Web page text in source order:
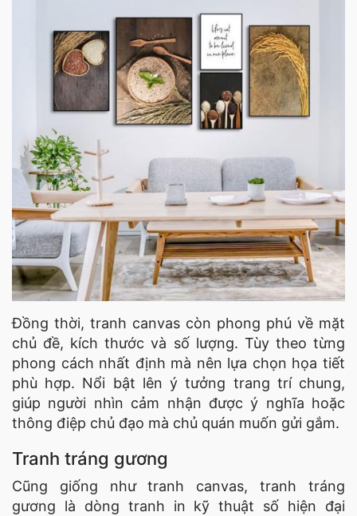
Đồng thời, tranh canvas còn phong phú về mặt
chủ đề, kích thước và số lượng. Tùy theo từng
phong cách nhất định mà nên lựa chọn họa tiết
phù hợp. Nổi bật lên ý tưởng trang trí chung,
giúp người nhìn cảm nhận được ý nghĩa hoặc
thông điệp chủ đạo mà chủ quán muốn gửi gắm.
Tranh tráng gương
Cũng giống như tranh canvas, tranh tráng
gương là dòng tranh in kỹ thuật số hiện đại